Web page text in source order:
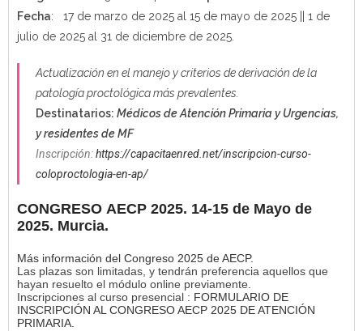
Fecha: 17 de marzo de 2025 al 15 de mayo de 2025 || 1 de
julio de 2025 al 31 de diciembre de 2025.
Actualización en el manejo y criterios de derivación de la
patología proctológica más prevalentes.
Destinatarios: Médicos de Atención Primaria y Urgencias,
y residentes de MF
Inscripción:https://capacitaenred.net/inscripcion-curso-
coloproctologia-en-ap/
CONGRESO AECP 2025. 14-15 de Mayo de
2025. Murcia.
Más información del Congreso 2025 de AECP.
Las plazas son limitadas, y tendrán preferencia aquellos que
hayan resuelto el módulo online previamente.
Inscripciones al curso presencial : FORMULARIO DE
INSCRIPCIÓN AL CONGRESO AECP 2025 DE ATENCIÓN
PRIMARIA.